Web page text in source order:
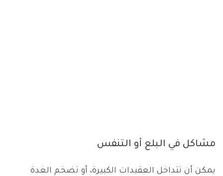
مشاكل في البلع أو التنفس
يمكن أن تتداخل العقيدات الكبيرة، أو تضخم الغدة